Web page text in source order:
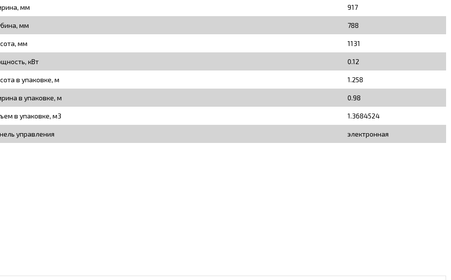
мм 917
мм 788
мм 1131
кВт 0.12
в упаковке, м 1.258
в упаковке, м 0.98
в упаковке, м3 1.3684524
управления электронная